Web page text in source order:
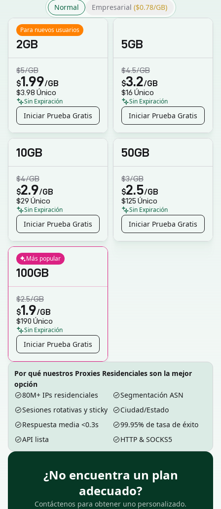
Normal Empresarial ($0.78/GB)
Para nuevos usuarios
2GB
$5/GB
$1.99/GB
$3.98 Único
Sin Expiración
Iniciar Prueba Gratis
5GB
$4.5/GB
$3.2/GB
$16 Único
Sin Expiración
Iniciar Prueba Gratis
10GB
$4/GB
$2.9/GB
$29 Único
Sin Expiración
Iniciar Prueba Gratis
50GB
$3/GB
$2.5/GB
$125 Único
Sin Expiración
Iniciar Prueba Gratis
Más popular
100GB
$2.5/GB
$1.9/GB
$190 Único
Sin Expiración
Iniciar Prueba Gratis
Por qué nuestros Proxies Residenciales son la mejor
opción
80M+ IPs residenciales
Segmentación ASN
Sesiones rotativas y sticky
Ciudad/Estado
Respuesta media <0.3s
99.95% de tasa de éxito
API lista
HTTP & SOCKS5
¿No encuentra un plan
adecuado?
Contáctenos para obtener uno personalizado.